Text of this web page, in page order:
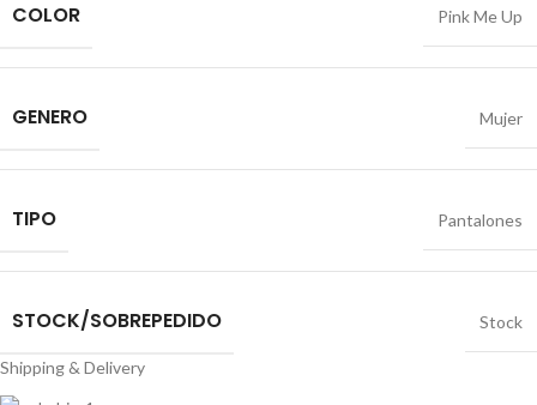
COLOR Pink Me Up
GENERO Mujer
TIPO Pantalones
STOCK/SOBREPEDIDO Stock
Shipping & Delivery